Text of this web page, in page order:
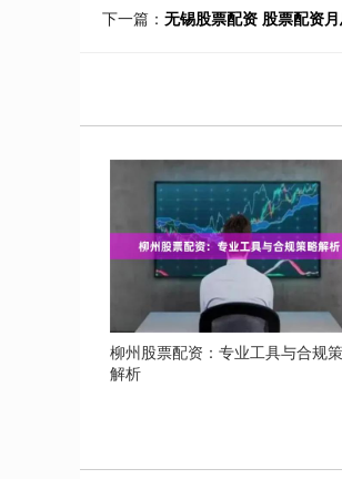
下一篇： 无锡股票配资 股票配资
柳州股票配资：专业工具与合规
解析